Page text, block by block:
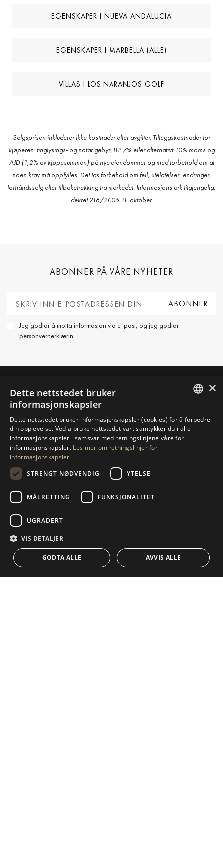
EGENSKAPER I NUEVA ANDALUCIA
EGENSKAPER I MARBELLA (ALLE)
VILLAS I LOS NARANJOS GOLF
Salgsprisen inkluderer ikke kostnader eller avgifter. Tilleggskostnader for
kjøperen: tinglysings- og notar gebyr, ITP 7% eller alternativt 10% moms og
AJD (1,2% av kjøpesummen) på nye eiendommer og med forbehold om at
noen krav må oppfylles. Det tas forbehold om feil, utelatelser, endringer,
forhåndssalg eller tilbaketrekking fra markedet. Informasjons ark tilgjengelig,
dekret 218/2005 11. oktober.
ABONNER PÅ VÅRE NYHETER
Jeg godtar å motta informasjon via e-post, og jeg godtar
personvernerklærin
TA KONTAKT MED OSS
BE OM MER INFORMASJON
SEND OSS EN MELDING
NAVIGASJON
Egenskaper
Veiledninger
Team
Blogg
SAMLING
Frontline Beach
KONTAKT
SPANISH
DUTCH
×
Dette nettstedet bruker
informasjonskapsler
Dette nettstedet bruker informasjonskapsler (cookies) for å forbedre
din opplevelse. Ved å bruke nettstedet vårt samtykker du i alle
informasjonskapsler i samsvar med retningslinjene våre for
informasjonskapsler. Les mer om retningslinjer for
informasjonskapsler
STRENGT NØDVENDIG
YTELSE
MÅLRETTING FUNKSJONALITET
UGRADERT
VIS DETALJER
GODTA ALLE AVVIS ALLE